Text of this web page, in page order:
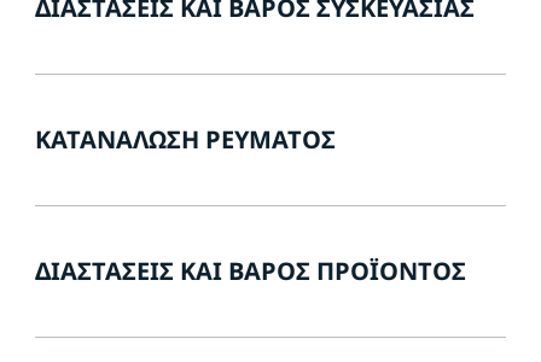
ΔΙΑΣΤΆΣΕΙΣ ΚΑΙ ΒΆΡΟΣ ΣΥΣΚΕΥΑΣΊΑΣ
ΚΑΤΑΝΆΛΩΣΗ ΡΕΎΜΑΤΟΣ
ΔΙΑΣΤΆΣΕΙΣ ΚΑΙ ΒΆΡΟΣ ΠΡΟΪΌΝΤΟΣ